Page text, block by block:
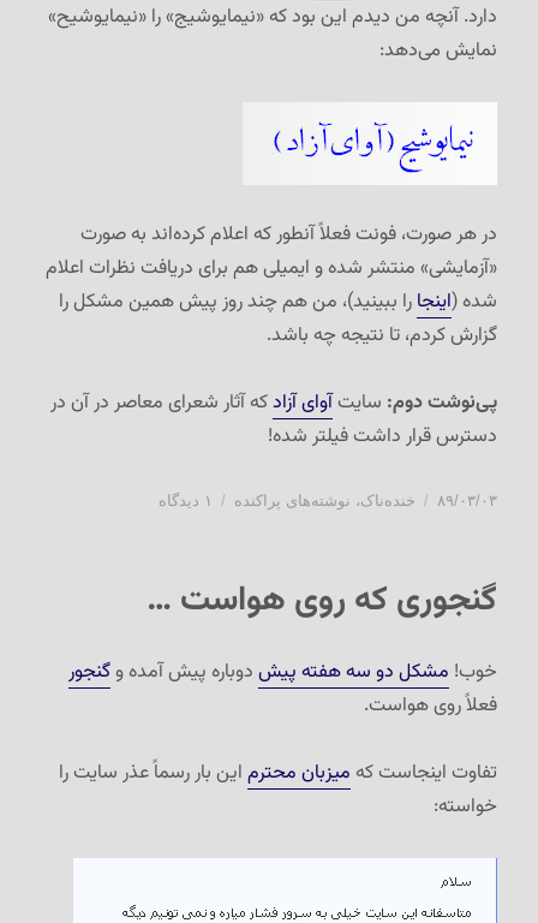
دارد. آنچه من دیدم این بود که «نیمایوشیج» را «نیمایوشیح»
نمایش می‌دهد:
در هر صورت، فونت فعلاً آنطور که اعلام کرده‌اند به صورت
«آزمایشی» منتشر شده و ایمیلی هم برای دریافت نظرات اعلام
شده (اینجا را ببینید)، من هم چند روز پیش همین مشکل را
گزارش کردم، تا نتیجه چه باشد.
پی‌نوشت دوم: سایتآوای آزادکه آثار شعرای معاصر در آن در
دسترس قرار داشت فیلتر شده!
ارسال
۸۹/۰۳/۰۳ دسته‌ها
خنده‌ناک، نوشته‌های پراکنده ۱ دیدگاه
گنجوری که روی هواست …
خوب! مشکل دو سه هفته پیش دوباره پیش آمده وگنجور
فعلاً روی هواست.
تفاوت اینجاست که میزبان محترم این بار رسماً عذر سایت را
خواسته: